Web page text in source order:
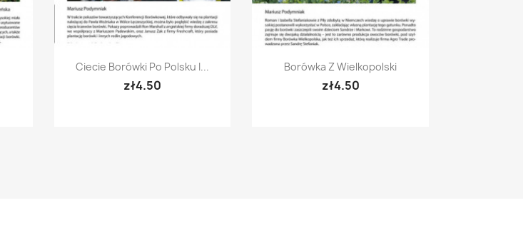
Quick view
Ciecie Borówki Po Polsku I...
zł4.50
Quick view
Borówka Z Wielkopolski
zł4.50